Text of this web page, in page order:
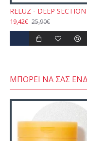
19,42€ 25,90€
ΜΠΟΡΕΊ ΝΑ ΣΑΣ